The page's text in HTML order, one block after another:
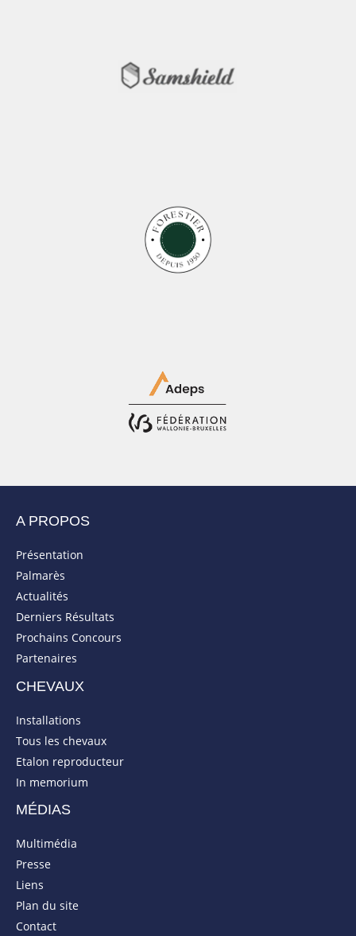
A PROPOS
Présentation
Palmarès
Actualités
Derniers Résultats
Prochains Concours
Partenaires
CHEVAUX
Installations
Tous les chevaux
Etalon reproducteur
In memorium
MÉDIAS
Multimédia
Presse
Liens
Plan du site
Contact